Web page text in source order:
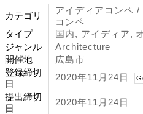
カテゴリ
アイディアコンペ
コンペ
タイプ
国内, アイディア,
ジャンル
Architecture
開催地
広島市
登録締切
日
2020年11月24日
提出締切
日
2020年11月24日